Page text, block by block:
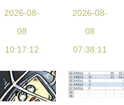
网络安全与
高效上网的
便捷工具
2026-08-
08
10:17:12
山15批次饮
用水零食抽
检不合格，
中有无
2026-08-
08
07:38:11